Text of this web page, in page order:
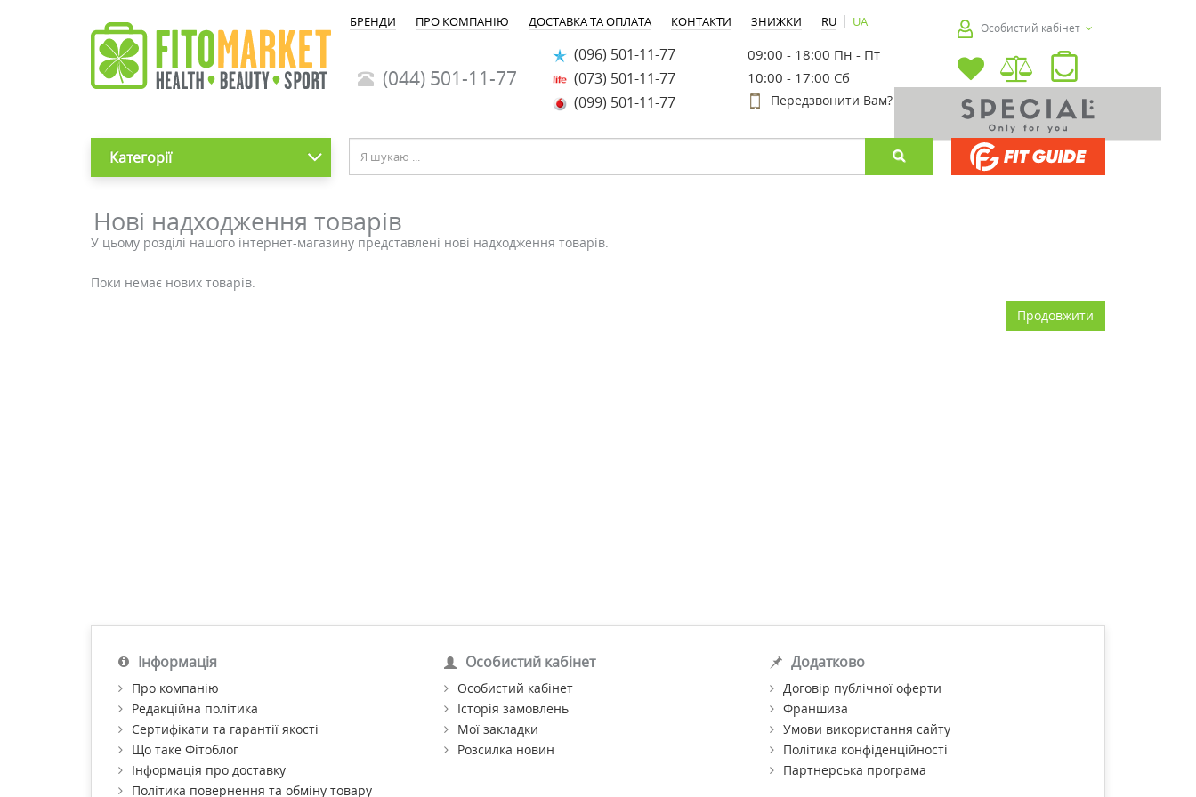
БРЕНДИ ПРО КОМПАНІЮ ДОСТАВКА ТА ОПЛАТА КОНТАКТИ ЗНИЖКИ RU | UA
(044) 501-11-77
(096) 501-11-77
(073) 501-11-77
(099) 501-11-77
09:00 - 18:00 Пн - Пт
10:00 - 17:00 Сб
Передзвонити Вам?
Особистий кабінет
Категорії
Нові надходження товарів
У цьому розділі нашого інтернет-магазину представлені нові надходження товарів.
Поки немає нових товарів.
Продовжити
Інформація
Про компанію
Редакційна політика
Сертифікати та гарантії якості
Що таке Фітоблог
Інформація про доставку
Політика повернення та обміну товару
Особистий кабінет
Особистий кабінет
Історія замовлень
Мої закладки
Розсилка новин
Додатково
Договір публічної оферти
Франшиза
Умови використання сайту
Політика конфіденційності
Партнерська програма